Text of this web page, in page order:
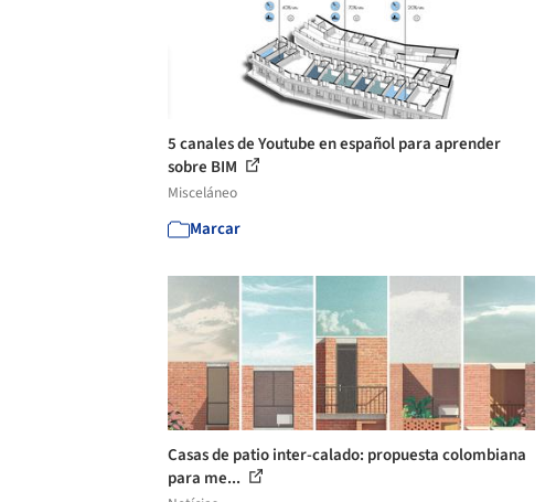
5 canales de Youtube en español para aprender
sobre BIM
Misceláneo
Marcar
Casas de patio inter-calado: propuesta colombiana
para me...